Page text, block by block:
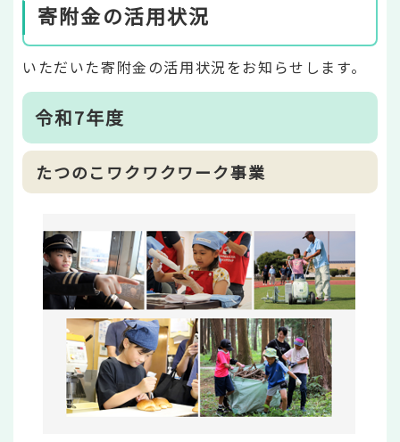
寄附金の活用状況
いただいた寄附金の活用状況をお知らせします。
令和7年度
たつのこワクワクワーク事業